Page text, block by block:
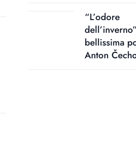
“L’odore
bellissima
Anton